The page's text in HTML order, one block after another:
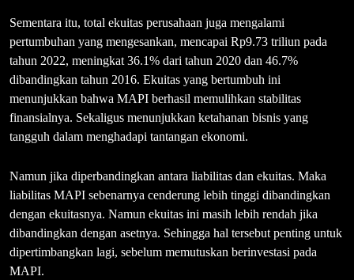
Sementara itu, total ekuitas perusahaan juga mengalami
pertumbuhan yang mengesankan, mencapai Rp9.73 triliun pada
tahun 2022, meningkat 36.1% dari tahun 2020 dan 46.7%
dibandingkan tahun 2016. Ekuitas yang bertumbuh ini
menunjukkan bahwa MAPI berhasil memulihkan stabilitas
finansialnya. Sekaligus menunjukkan ketahanan bisnis yang
tangguh dalam menghadapi tantangan ekonomi.
Namun jika diperbandingkan antara liabilitas dan ekuitas. Maka
liabilitas MAPI sebenarnya cenderung lebih tinggi dibandingkan
dengan ekuitasnya. Namun ekuitas ini masih lebih rendah jika
dibandingkan dengan asetnya. Sehingga hal tersebut penting untuk
dipertimbangkan lagi, sebelum memutuskan berinvestasi pada
MAPI.